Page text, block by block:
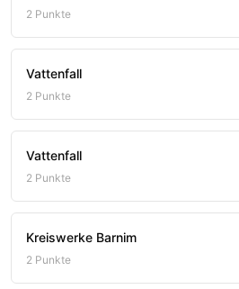
2 Punkte
Vattenfall
2 Punkte
Vattenfall
2 Punkte
Kreiswerke Barnim
2 Punkte